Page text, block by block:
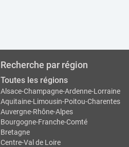
Recherche par région
Toutes les régions
Alsace-Champagne-Ardenne-Lorraine
Aquitaine-Limousin-Poitou-Charentes
Auvergne-Rhône-Alpes
Bourgogne-Franche-Comté
Bretagne
Centre-Val de Loire